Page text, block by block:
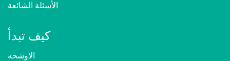
الأسئلة الشائعة
كيف تبدأ
الاوشحه